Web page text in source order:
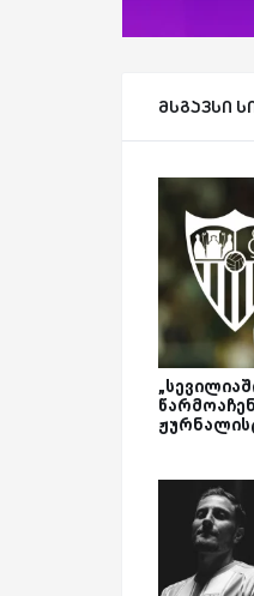
მსგავსი